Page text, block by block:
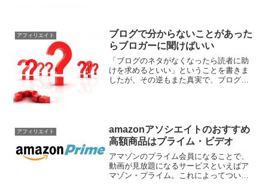
アフィリエイト
ブログで分からないことがあった
らブロガーに聞けばいい
「ブログのネタがなくなったら読者に助
けを求めるといい」ということを書きま
したが、その逆もまた真実で、ブログ運
アフィリエイト
amazonアソシエイトのおすすめ
高額商品はプライム・ビデオ
アマゾンのプライム会員になることで、
動画が見放題になるサービスといえばア
マゾン・プライム。これによってついに